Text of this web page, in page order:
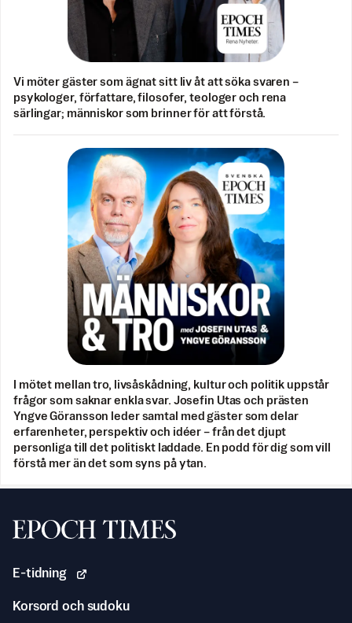
Vi möter gäster som ägnat sitt liv åt att söka svaren –
psykologer, författare, filosofer, teologer och rena
särlingar; människor som brinner för att förstå.
I mötet mellan tro, livsåskådning, kultur och politik uppstår
frågor som saknar enkla svar. Josefin Utas och prästen
Yngve Göransson leder samtal med gäster som delar
erfarenheter, perspektiv och idéer – från det djupt
personliga till det politiskt laddade. En podd för dig som vill
förstå mer än det som syns på ytan.
Svenska Epoch Times
E-tidning
Korsord och sudoku